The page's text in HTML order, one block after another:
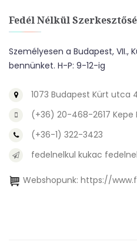
Fedél Nélkül
Személyesen a Budapest, VII.,
bennünket. H-P: 9-12-ig
1073 Budapest Kürt utca
(+36) 20-468-2617 Kepe
(+36-1) 322-3423
fedelnelkul kukac
Webshopunk: https://